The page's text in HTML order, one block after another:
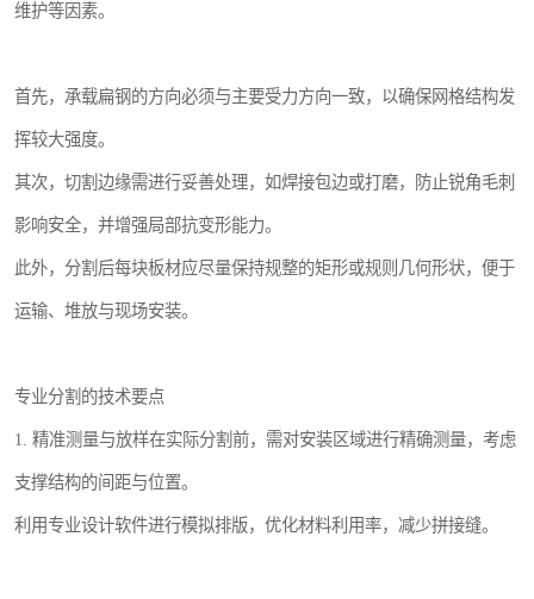
维护等因素。
首先，承载扁钢的方向必须与主要受力方向一致，以确保网格结构发
挥较大强度。
其次，切割边缘需进行妥善处理，如焊接包边或打磨，防止锐角毛刺
影响安全，并增强局部抗变形能力。
此外，分割后每块板材应尽量保持规整的矩形或规则几何形状，便于
运输、堆放与现场安装。
专业分割的技术要点
1. 精准测量与放样在实际分割前，需对安装区域进行精确测量，考虑
支撑结构的间距与位置。
利用专业设计软件进行模拟排版，优化材料利用率，减少拼接缝。